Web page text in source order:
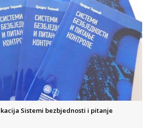
Sistemi bezbjednosti i pitanje